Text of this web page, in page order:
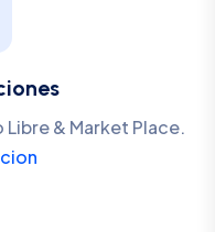
& Market Place.